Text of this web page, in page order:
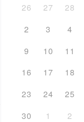
26
27 28
2
3 4
9
10 11
16
17 18
23
24 25
30
1 2